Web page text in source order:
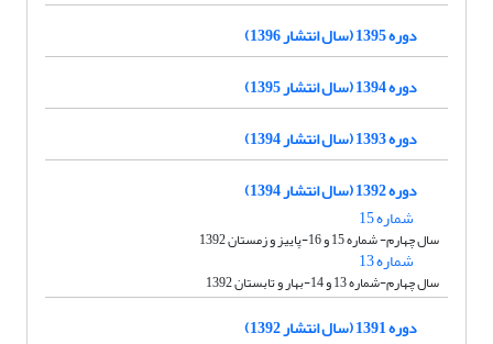
دوره 1395 (سال انتشار 1396)
دوره 1394 (سال انتشار 1395)
دوره 1393 (سال انتشار 1394)
دوره 1392 (سال انتشار 1394)
شماره 15
سال چهارم- شماره 15 و 16-پاییز و زمستان 1392
شماره 13
سال چهارم-شماره 13 و 14-بهار و تابستان 1392
دوره 1391 (سال انتشار 1392)